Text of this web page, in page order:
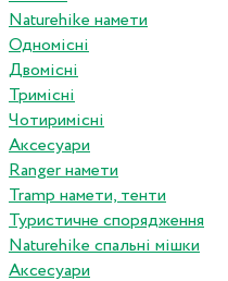
Naturehike намети
Одномісні
Двомісні
Тримісні
Чотиримісні
Аксесуари
Ranger намети
Tramp намети, тенти
Туристичне спорядження
Naturehike спальні мішки
Аксесуари